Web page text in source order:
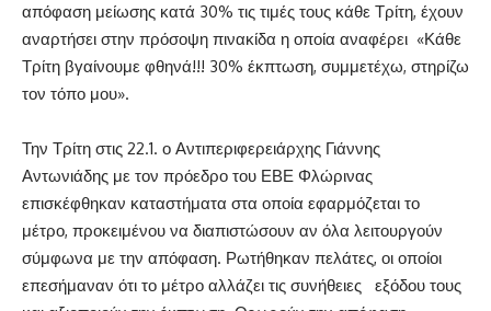
απόφαση μείωσης κατά 30% τις τιμές τους κάθε Τρίτη, έχουν
αναρτήσει στην πρόσοψη πινακίδα η οποία αναφέρει «Κάθε
Τρίτη βγαίνουμε φθηνά!!! 30% έκπτωση, συμμετέχω, στηρίζω
τον τόπο μου».
Την Τρίτη στις 22.1. ο Αντιπεριφερειάρχης Γιάννης
Αντωνιάδης με τον πρόεδρο του ΕΒΕ Φλώρινας
επισκέφθηκαν καταστήματα στα οποία εφαρμόζεται το
μέτρο, προκειμένου να διαπιστώσουν αν όλα λειτουργούν
σύμφωνα με την απόφαση. Ρωτήθηκαν πελάτες, οι οποίοι
επεσήμαναν ότι το μέτρο αλλάζει τις συνήθειες εξόδου τους